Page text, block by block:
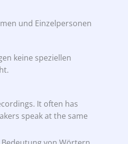
und Einzelpersonen
keine speziellen
It often has
speak at the same